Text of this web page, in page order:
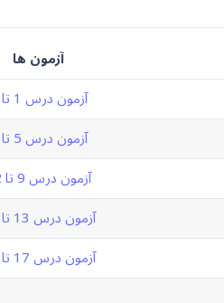
آزمون ها
آزمون درس 1 تا 4
آزمون درس 5 تا 8
آزمون درس 9 تا 12
آزمون درس 13 تا 16
آزمون درس 17 تا 20